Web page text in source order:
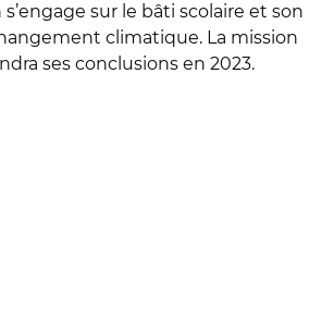
sur le bâti scolaire et son
climatique. La mission
ses conclusions en 2023.